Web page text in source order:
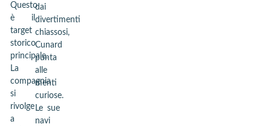
Questo
è il
target
storico
principale.
La
compagnia
si
rivolge
a
dai
divertimenti
chiassosi,
Cunard
punta
alle
menti
curiose.
Le sue
navi